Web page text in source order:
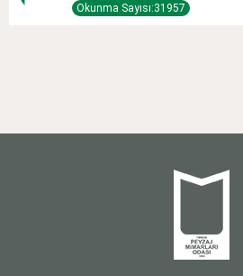
Okunma Sayısı:31957